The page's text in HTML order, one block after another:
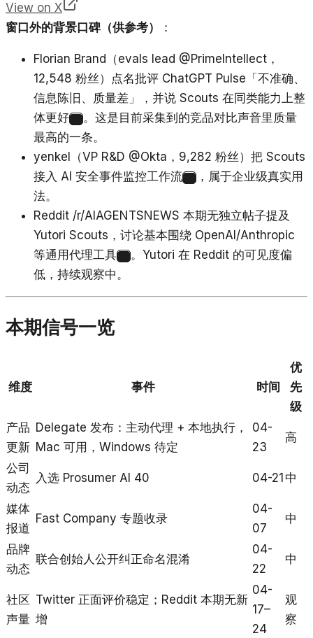
View on X
窗口外的背景口碑（供参考）
：
Florian Brand（evals lead @PrimeIntellect，
12,548 粉丝）点名批评 ChatGPT Pulse「不准确、
信息陈旧、质量差」，并说 Scouts 在同类能力上整
体更好
。这是目前采集到的竞品对比声音里质量
最高的一条。
yenkel（VP R&D @Okta，9,282 粉丝）把 Scouts
接入 AI 安全事件监控工作流
，属于企业级真实用
法。
Reddit /r/AIAGENTSNEWS 本期无独立帖子提及
Yutori Scouts，讨论基本围绕 OpenAI/Anthropic
等通用代理工具
。Yutori 在 Reddit 的可见度偏
低，持续观察中。
本期信号一览
维度 事件 时间
优
先
级
产品
更新
Delegate 发布：主动代理 + 本地执行，
Mac 可用，Windows 待定
04-
23
高
公司
动态
入选 Prosumer AI 40 04-21 中
媒体
报道
Fast Company 专题收录
04-
07
中
品牌
动态
联合创始人公开纠正命名混淆
04-
22
中
社区
声量
Twitter 正面评价稳定；Reddit 本期无新
增
04-
17–
24
观
察